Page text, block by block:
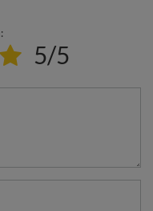
5/5